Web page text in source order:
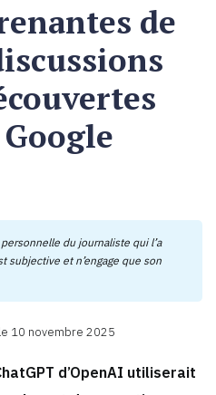
de
du journaliste qui l’a
subjective et n’engage que son
10 novembre 2025
d’OpenAI utiliserait